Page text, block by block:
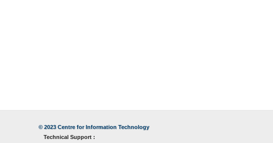
© 2023Centre for Information Technology
Technical Support :